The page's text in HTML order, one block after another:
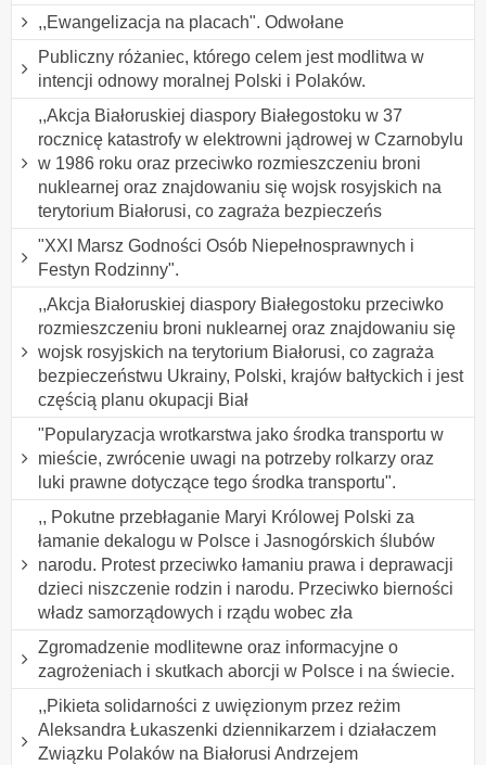
,,Ewangelizacja na placach". Odwołane
Publiczny różaniec, którego celem jest modlitwa w
intencji odnowy moralnej Polski i Polaków.
,,Akcja Białoruskiej diaspory Białegostoku w 37
rocznicę katastrofy w elektrowni jądrowej w Czarnobylu
w 1986 roku oraz przeciwko rozmieszczeniu broni
nuklearnej oraz znajdowaniu się wojsk rosyjskich na
terytorium Białorusi, co zagraża bezpieczeńs
"XXI Marsz Godności Osób Niepełnosprawnych i
Festyn Rodzinny".
,,Akcja Białoruskiej diaspory Białegostoku przeciwko
rozmieszczeniu broni nuklearnej oraz znajdowaniu się
wojsk rosyjskich na terytorium Białorusi, co zagraża
bezpieczeństwu Ukrainy, Polski, krajów bałtyckich i jest
częścią planu okupacji Biał
"Popularyzacja wrotkarstwa jako środka transportu w
mieście, zwrócenie uwagi na potrzeby rolkarzy oraz
luki prawne dotyczące tego środka transportu".
,, Pokutne przebłaganie Maryi Królowej Polski za
łamanie dekalogu w Polsce i Jasnogórskich ślubów
narodu. Protest przeciwko łamaniu prawa i deprawacji
dzieci niszczenie rodzin i narodu. Przeciwko bierności
władz samorządowych i rządu wobec zła
Zgromadzenie modlitewne oraz informacyjne o
zagrożeniach i skutkach aborcji w Polsce i na świecie.
,,Pikieta solidarności z uwięzionym przez reżim
Aleksandra Łukaszenki dziennikarzem i działaczem
Związku Polaków na Białorusi Andrzejem